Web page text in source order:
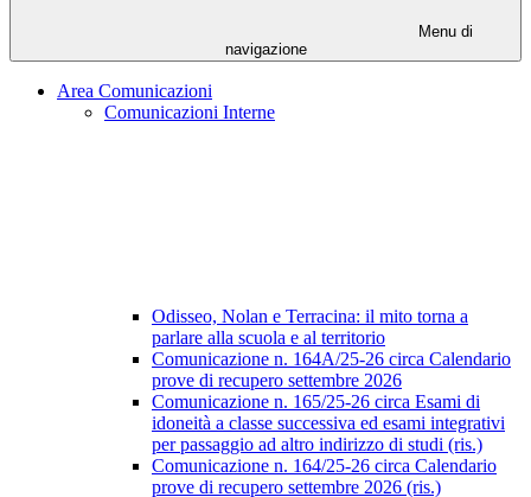
Menu di
navigazione
Area Comunicazioni
Comunicazioni Interne
Odisseo, Nolan e Terracina: il mito torna a
parlare alla scuola e al territorio
Comunicazione n. 164A/25-26 circa Calendario
prove di recupero settembre 2026
Comunicazione n. 165/25-26 circa Esami di
idoneità a classe successiva ed esami integrativi
per passaggio ad altro indirizzo di studi (ris.)
Comunicazione n. 164/25-26 circa Calendario
prove di recupero settembre 2026 (ris.)